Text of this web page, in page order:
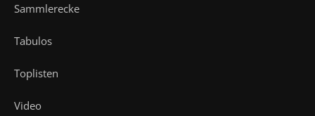
Sammlerecke
Tabulos
Toplisten
Video